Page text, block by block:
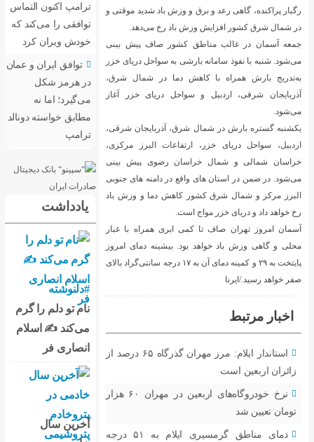
وزش باد شدید موقتی و
باد رخ می‌دهد.
صاف پیش بینی
به سواحل دریای خزر
دما در شمال شرق،
دریای خزر آغاز
آذربایجان شرقی،
البرز مرکزی،
رضوی پیش بینی
در دامنه های جنوبی
دما و وزش باد
ابری همراه با غبار
بیشینه دمای امروز
پایتخت به ۲۹ و کمینه دمای آن به ۱۷ درجه سانتی‌گراد بالای
استاندار ایلام: مرز مهران گذرگاه ۶۵ درصد از
نرخ خودروگاه‌های اربعین در مهران ۶۰ هزار
دمای مناطق گرمسیری ایلام به ۵۱ درجه
ترامپ اکنون التماس
توافقی را می‌کند که
خودش ویران کرد
توافق ایران و عمان
در هرمز شکل
می‌گیرد؛ اما نه
ترامپ
یادداشت
انصاری فر